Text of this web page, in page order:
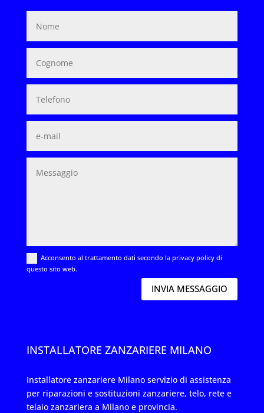
Acconsento al trattamento dati secondo la privacy policy di
questo sito web.
INVIA MESSAGGIO
INSTALLATORE ZANZARIERE MILANO
Installatore zanzariere Milano servizio di assistenza
per riparazioni e sostituzioni zanzariere, telo, rete e
telaio zanzariera a Milano e provincia.